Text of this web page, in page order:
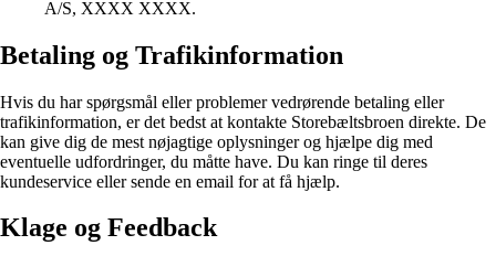
A/S, XXXX XXXX.
Betaling og Trafikinformation
Hvis du har spørgsmål eller problemer vedrørende betaling eller
trafikinformation, er det bedst at kontakte Storebæltsbroen direkte. De
kan give dig de mest nøjagtige oplysninger og hjælpe dig med
eventuelle udfordringer, du måtte have. Du kan ringe til deres
kundeservice eller sende en email for at få hjælp.
Klage og Feedback